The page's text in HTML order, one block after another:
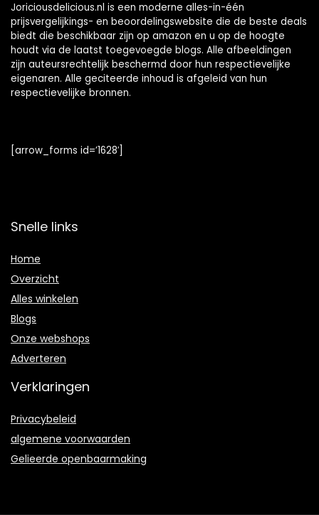
Joriciousdelicious.nl is een moderne alles-in-één
prijsvergelijkings- en beoordelingswebsite die de beste deals
biedt die beschikbaar zijn op amazon en u op de hoogte
houdt via de laatst toegevoegde blogs. Alle afbeeldingen
zijn auteursrechtelijk beschermd door hun respectievelijke
eigenaren. Alle geciteerde inhoud is afgeleid van hun
respectievelijke bronnen.
[arrow_forms id=’1628′]
Snelle links
Home
Overzicht
Alles winkelen
Blogs
Onze webshops
Adverteren
Verklaringen
Privacybeleid
algemene voorwaarden
Gelieerde openbaarmaking